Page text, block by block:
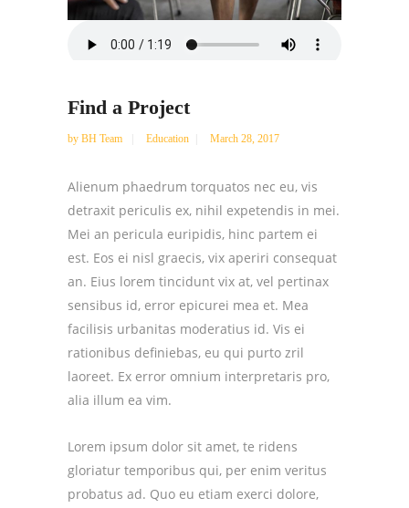
Find a Project
by BH Team Education March 28, 2017
Alienum phaedrum torquatos nec eu, vis
detraxit periculis ex, nihil expetendis in mei.
Mei an pericula euripidis, hinc partem ei
est. Eos ei nisl graecis, vix aperiri consequat
an. Eius lorem tincidunt vix at, vel pertinax
sensibus id, error epicurei mea et. Mea
facilisis urbanitas moderatius id. Vis ei
rationibus definiebas, eu qui purto zril
laoreet. Ex error omnium interpretaris pro,
alia illum ea vim.
Lorem ipsum dolor sit amet, te ridens
gloriatur temporibus qui, per enim veritus
probatus ad. Quo eu etiam exerci dolore,